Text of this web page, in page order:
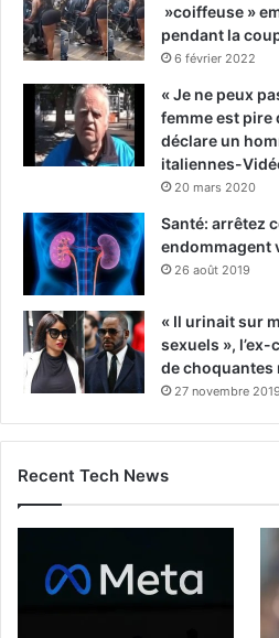
»coiffeuse »
pendant la
6 février 2022
« Je ne peux
femme est pire
déclare un
italiennes-
20 mars 2020
Santé: arrêtez
endommagent
26 août 2019
« Il urinait sur
sexuels », l’ex-
de choquantes
27 novembre 2019
Recent Tech News